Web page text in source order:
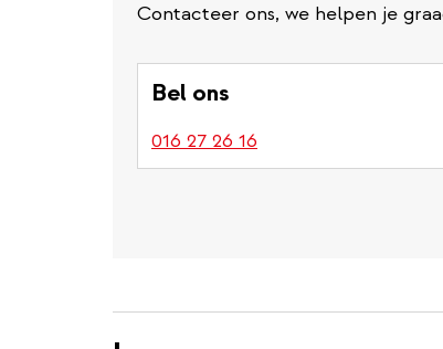
Contacteer ons, we helpen je
Bel ons
016 27 26 16